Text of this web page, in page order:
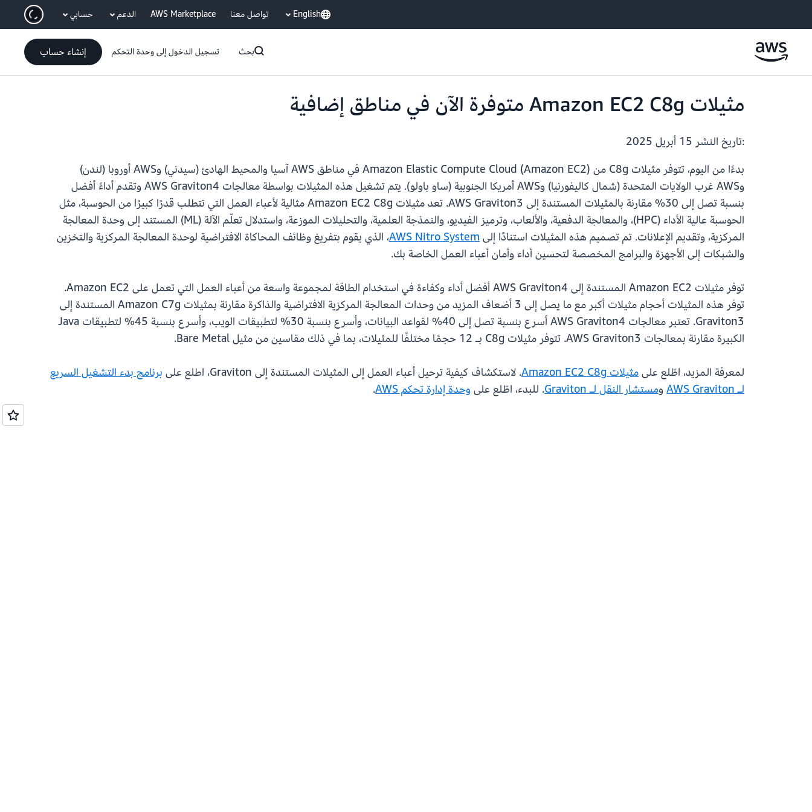
انتقل إلى المحتوى الرئيسي English تواصل معنا AWS Marketplace الدعم حسابي
بحث تسجيل الدخول إلى وحدة التحكم إنشاء حساب
مثيلات Amazon EC2 C8g متوفرة الآن في مناطق إضافية
:تاريخ النشر
بدءًا من اليوم، تتوفر مثيلات C8g من Amazon Elastic Compute Cloud (Amazon EC2) في مناطق AWS آسيا والمحيط الهادئ (سيدني) وAWS أوروبا (لندن)
وAWS غرب الولايات المتحدة (شمال كاليفورنيا) وAWS أمريكا الجنوبية (ساو باولو). يتم تشغيل هذه المثيلات بواسطة معالجات AWS Graviton4 وتقدم أداءً أفضل
بنسبة تصل إلى 30% مقارنة بالمثيلات المستندة إلى AWS Graviton3. تعد مثيلات Amazon EC2 C8g مثالية لأعباء العمل التي تتطلب قدرًا كبيرًا من الحوسبة، مثل
الحوسبة عالية الأداء (HPC)، والمعالجة الدفعية، والألعاب، وترميز الفيديو، والنمذجة العلمية، والتحليلات الموزعة، واستدلال تعلّم الآلة (ML) المستند إلى وحدة المعالجة
المركزية، وتقديم الإعلانات. تم تصميم هذه المثيلات استنادًا إلىAWS Nitro System، الذي يقوم بتفريغ وظائف المحاكاة الافتراضية لوحدة المعالجة المركزية والتخزين
والشبكات إلى الأجهزة والبرامج المخصصة لتحسين أداء وأمان أعباء العمل الخاصة بك.
توفر مثيلات Amazon EC2 المستندة إلى AWS Graviton4 أفضل أداء وكفاءة في استخدام الطاقة لمجموعة واسعة من أعباء العمل التي تعمل على Amazon EC2.
توفر هذه المثيلات أحجام مثيلات أكبر مع ما يصل إلى 3 أضعاف المزيد من وحدات المعالجة المركزية الافتراضية والذاكرة مقارنة بمثيلات Amazon C7g المستندة إلى
Graviton3. تعتبر معالجات AWS Graviton4 أسرع بنسبة تصل إلى 40% لقواعد البيانات، وأسرع بنسبة 30% لتطبيقات الويب، وأسرع بنسبة 45% لتطبيقات Java
الكبيرة مقارنة بمعالجات AWS Graviton3. تتوفر مثيلات C8g بـ 12 حجمًا مختلفًا للمثيلات، بما في ذلك مقاسين من مثيل Bare Metal.
لمعرفة المزيد، اطّلع علىمثيلات Amazon EC2 C8g . لاستكشاف كيفية ترحيل أعباء العمل إلى المثيلات المستندة إلى Graviton، اطلع على
برنامج بدء التشغيل السريع
لـ AWS Graviton
ومستشار النقل لـ Graviton . للبدء، اطّلع علىوحدة إدارة تحكم AWS .